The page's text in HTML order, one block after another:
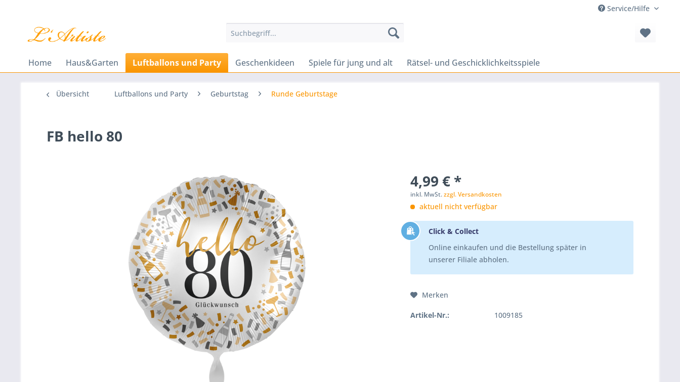
Service/Hilfe
Home Haus&Garten Luftballons und Party Geschenkideen Spiele für jung und alt Rätsel- und Geschicklichkeitsspiele
Übersicht Luftballons und Party Geburtstag Runde Geburtstage
FB hello 80
4,99 € *
inkl. MwSt.zzgl. Versandkosten
aktuell nicht verfügbar
Click & Collect
Online einkaufen und die Bestellung später in
unserer Filiale abholen.
Merken
Artikel-Nr.: 1009185